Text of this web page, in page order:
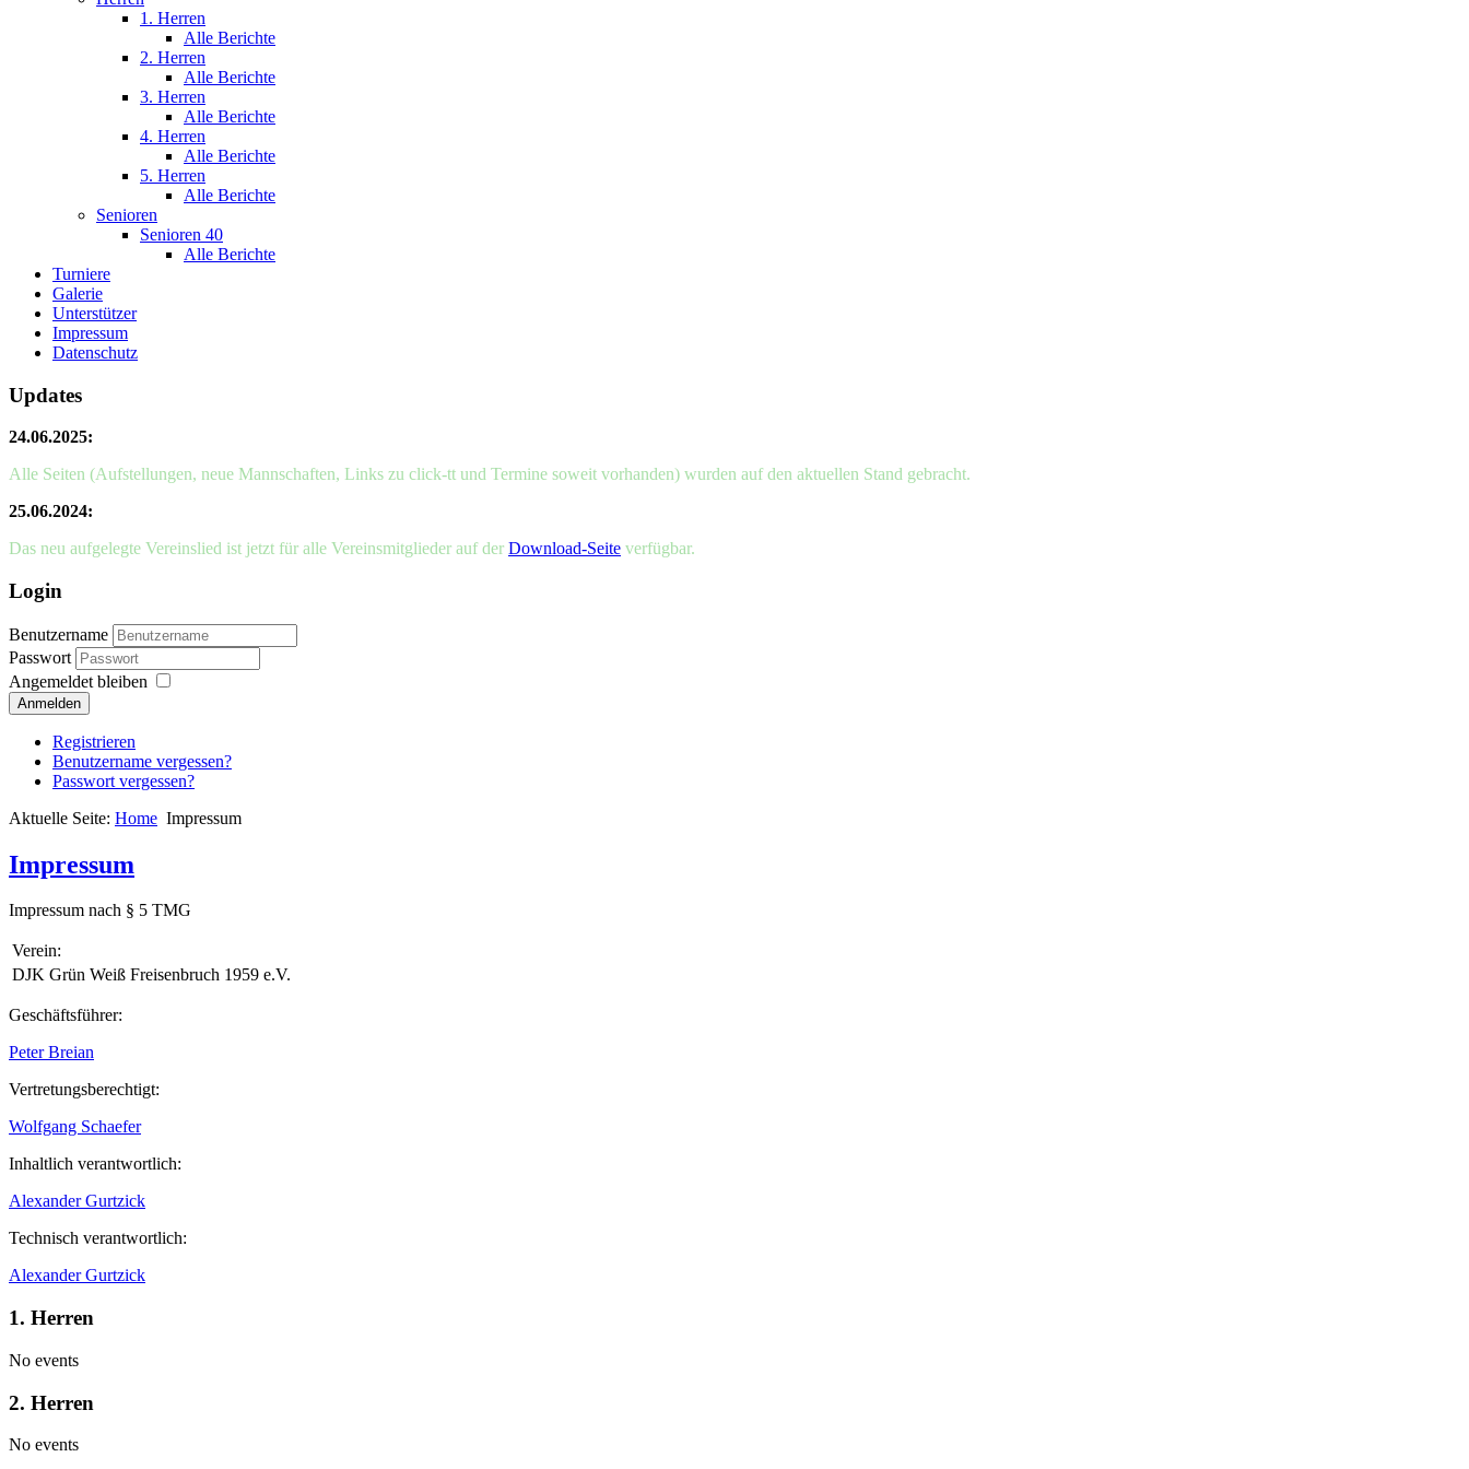
1. Herren
Alle Berichte
2. Herren
Alle Berichte
3. Herren
Alle Berichte
4. Herren
Alle Berichte
5. Herren
Alle Berichte
Senioren
Senioren 40
Alle Berichte
Turniere
Galerie
Unterstützer
Impressum
Datenschutz
Updates
24.06.2025:
Alle Seiten (Aufstellungen, neue Mannschaften, Links zu click-tt und Termine soweit vorhanden) wurden auf den aktuellen Stand gebracht.
25.06.2024:
Das neu aufgelegte Vereinslied ist jetzt für alle Vereinsmitglieder auf der Download-Seite verfügbar.
Login
Benutzername
Passwort
Angemeldet bleiben
Anmelden
Registrieren
Benutzername vergessen?
Passwort vergessen?
Aktuelle Seite: Home Impressum
Impressum
Impressum nach § 5 TMG
Verein:
DJK Grün Weiß Freisenbruch 1959 e.V.
Geschäftsführer:
Peter Breian
Vertretungsberechtigt:
Wolfgang Schaefer
Inhaltlich verantwortlich:
Alexander Gurtzick
Technisch verantwortlich:
Alexander Gurtzick
1. Herren
No events
2. Herren
No events